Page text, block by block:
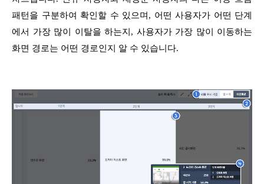
패턴을 구분하여 확인할 수 있으며, 어떤 사용자가 어떤 단계
에서 가장 많이 이탈을 하는지, 사용자가 가장 많이 이동하는
화면 경로는 어떤 경로인지 알 수 있습니다.